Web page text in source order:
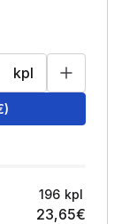
kpl
196 kpl
23,65€